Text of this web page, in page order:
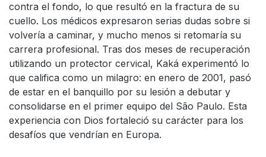
contra el fondo, lo que resultó en la fractura de su
cuello. Los médicos expresaron serias dudas sobre si
volvería a caminar, y mucho menos si retomaría su
carrera profesional. Tras dos meses de recuperación
utilizando un protector cervical, Kaká experimentó lo
que califica como un milagro: en enero de 2001, pasó
de estar en el banquillo por su lesión a debutar y
consolidarse en el primer equipo del São Paulo. Esta
experiencia con Dios fortaleció su carácter para los
desafíos que vendrían en Europa.